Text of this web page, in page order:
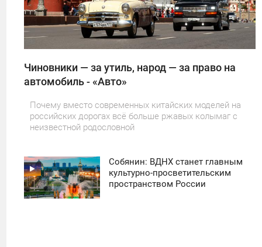
Чиновники — за утиль, народ — за право на
автомобиль - «Авто»
Почему вместо современных китайских моделей на
российских дорогах всё больше ржавых колымаг с
неизвестной родословной
Собянин: ВДНХ станет главным
культурно-просветительским
пространством России